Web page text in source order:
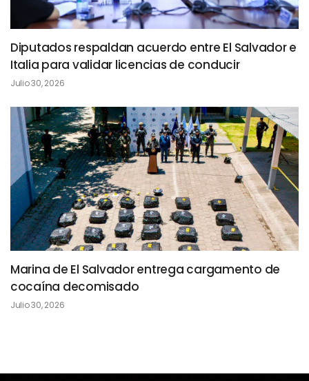
Diputados respaldan acuerdo entre El Salvador e
Italia para validar licencias de conducir
Julio 30, 2026
Marina de El Salvador entrega cargamento de
cocaína decomisado
Julio 30, 2026